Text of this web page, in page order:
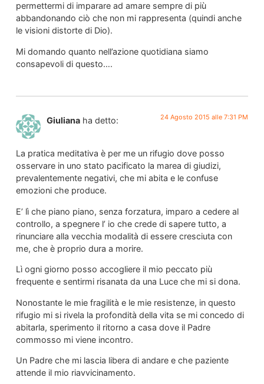
permettermi di imparare ad amare sempre di più
abbandonando ciò che non mi rappresenta (quindi anche
le visioni distorte di Dio).
Mi domando quanto nell’azione quotidiana siamo
consapevoli di questo….
Giuliana ha detto: 24 Agosto 2015 alle 7:31 PM
La pratica meditativa è per me un rifugio dove posso
osservare in uno stato pacificato la marea di giudizi,
prevalentemente negativi, che mi abita e le confuse
emozioni che produce.
E’ lì che piano piano, senza forzatura, imparo a cedere al
controllo, a spegnere l’ io che crede di sapere tutto, a
rinunciare alla vecchia modalità di essere cresciuta con
me, che è proprio dura a morire.
Lì ogni giorno posso accogliere il mio peccato più
frequente e sentirmi risanata da una Luce che mi si dona.
Nonostante le mie fragilità e le mie resistenze, in questo
rifugio mi si rivela la profondità della vita se mi concedo di
abitarla, sperimento il ritorno a casa dove il Padre
commosso mi viene incontro.
Un Padre che mi lascia libera di andare e che paziente
attende il mio riavvicinamento.